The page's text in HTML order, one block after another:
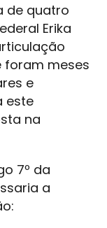
de quatro
Erika
foram meses
e
este
na
7º da
a